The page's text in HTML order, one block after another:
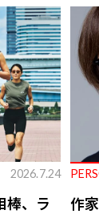
インナ
2026.7.24
棒、ラ
作